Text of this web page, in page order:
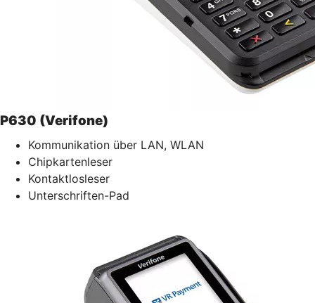
P630 (Verifone)
Kommunikation über LAN, WLAN
Chipkartenleser
Kontaktlosleser
Unterschriften-Pad